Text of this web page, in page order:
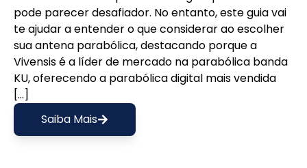
pode parecer desafiador. No entanto, este guia vai
te ajudar a entender o que considerar ao escolher
sua antena parabólica, destacando porque a
Vivensis é a líder de mercado na parabólica banda
KU, oferecendo a parabólica digital mais vendida
[…]
Saiba Mais